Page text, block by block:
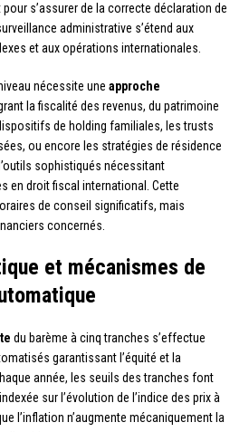
s’assurer de la correcte déclaration de
administrative s’étend aux
et aux opérations internationales.
nécessite une approche
la fiscalité des revenus, du patrimoine
de holding familiales, les trusts
ou encore les stratégies de résidence
sophistiqués nécessitant
en droit fiscal international. Cette
de conseil significatifs, mais
concernés.
et mécanismes de
du barème à cinq tranches s’effectue
garantissant l’équité et la
année, les seuils des tranches font
sur l’évolution de l’indice des prix à
l’inflation n’augmente mécaniquement la